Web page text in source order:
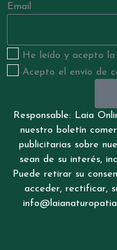
Email
He leído y acepto la
Acepto el envío de
Responsable: Laia
nuestro boletín
publicitarias sobre
sean de su interés,
Puede retirar su
acceder, rectificar,